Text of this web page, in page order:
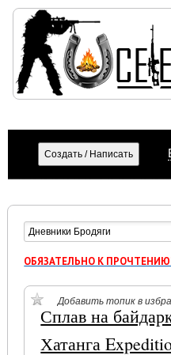
ОБЯЗАТЕЛЬНО К
Добавить топик в
Сплав на
Хатанга